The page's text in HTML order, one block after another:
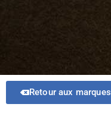
Retour aux marques